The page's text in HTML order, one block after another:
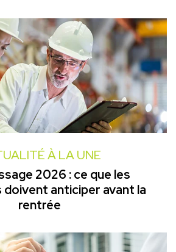
À LA UNE
2026 : ce que les
anticiper avant la
rentrée